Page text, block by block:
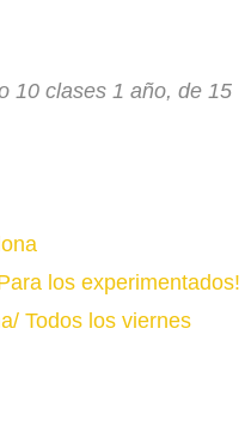
20.30h - 21.45h
/ Jekaterina (MULTINIVEL)
Carlos / Olga
Olga y Carlos
10 clases 1 año, de 15
los experimentados!
Todos los viernes